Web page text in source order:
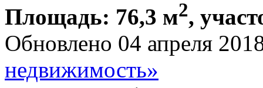
Площадь: 76,3 м2,
Обновлено 04 апреля
недвижимость»